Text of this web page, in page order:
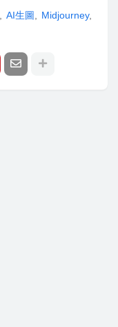
AI生圖
Midjourney